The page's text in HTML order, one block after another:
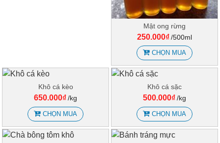
Mật ong rừng
250.000₫/500ml
CHỌN MUA
Khô cá kèo
650.000₫/kg
CHỌN MUA
Khô cá sặc
500.000₫/kg
CHỌN MUA